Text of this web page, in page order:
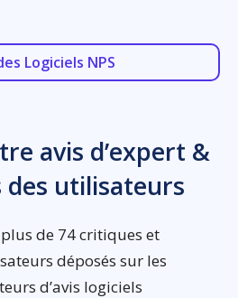
Logiciels NPS
avis d’expert &
des utilisateurs
de 74 critiques et
déposés sur les
d’avis logiciels